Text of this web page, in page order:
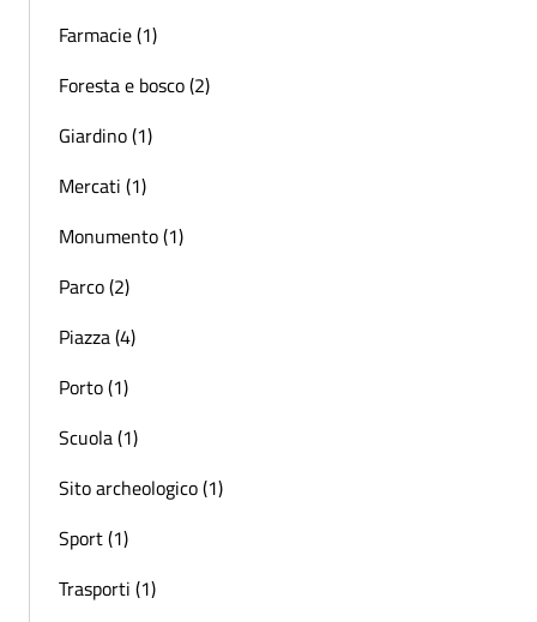
Farmacie (1)
Foresta e bosco (2)
Giardino (1)
Mercati (1)
Monumento (1)
Parco (2)
Piazza (4)
Porto (1)
Scuola (1)
Sito archeologico (1)
Sport (1)
Trasporti (1)